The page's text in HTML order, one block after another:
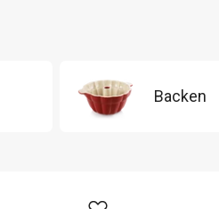
Backen